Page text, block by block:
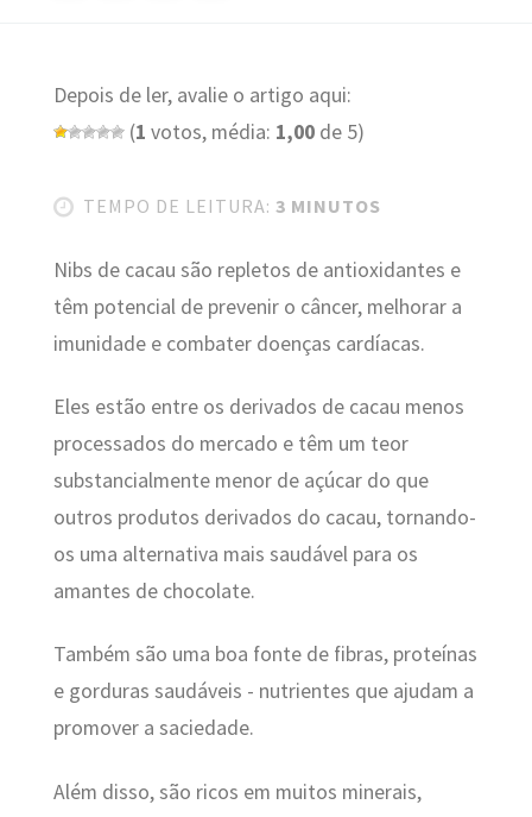
Depois de ler, avalie o artigo aqui:
(1 votos, média: 1,00de 5)
TEMPO DE LEITURA: 3 MINUTOS
Nibs de cacau são repletos de antioxidantes e
têm potencial de prevenir o câncer, melhorar a
imunidade e combater doenças cardíacas.
Eles estão entre os derivados de cacau menos
processados do mercado e têm um teor
substancialmente menor de açúcar do que
outros produtos derivados do cacau, tornando-
os uma alternativa mais saudável para os
amantes de chocolate.
Também são uma boa fonte de fibras, proteínas
e gorduras saudáveis ​​- nutrientes que ajudam a
promover a saciedade.
Além disso, são ricos em muitos minerais,